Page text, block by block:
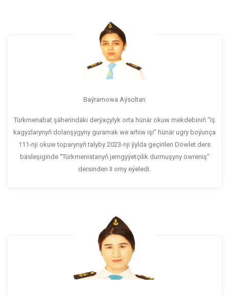
Baýramowa Aýsoltan
Türkmenabat şäherindäki derýaçylyk orta hünär okuw mekdebiniň "Iş
kagyzlarynyň dolanşygyny guramak we arhiw işi” hünär ugry boýunça
111-nji okuw toparynyň talyby 2023-nji ýylda geçirilen Döwlet ders
bäsleşiginde “Türkmenistanyň jemgyýetçilik durmuşyny öwreniş”
dersinden II orny eýeledi.